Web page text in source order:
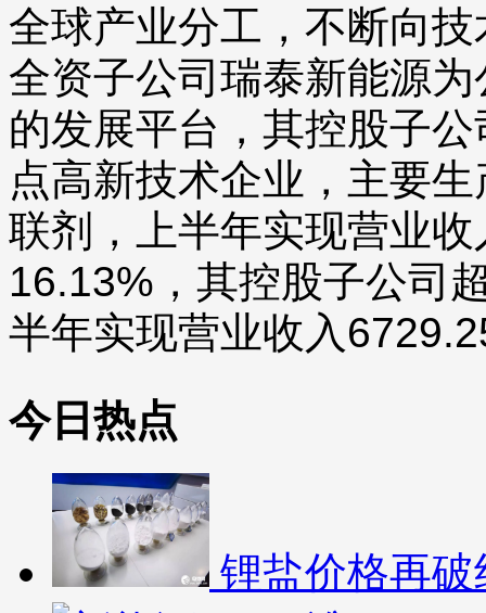
全球产业分工，不断向
全资子公司瑞泰新能源
的发展平台，其控股子
点高新技术企业，主要
联剂，上半年实现营业
16.13%，其控股子公司
半年实现营业收入
今日热点
锂盐价格再